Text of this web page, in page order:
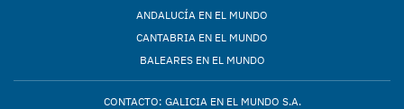
ANDALUCÍA EN EL MUNDO
CANTABRIA EN EL MUNDO
BALEARES EN EL MUNDO
CONTACTO: GALICIA EN EL MUNDO S.A.